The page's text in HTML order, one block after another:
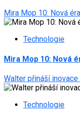
Mira Mop 10: Nová
Technologie
Mira Mop 10: Nová
Walter přináší
Technologie